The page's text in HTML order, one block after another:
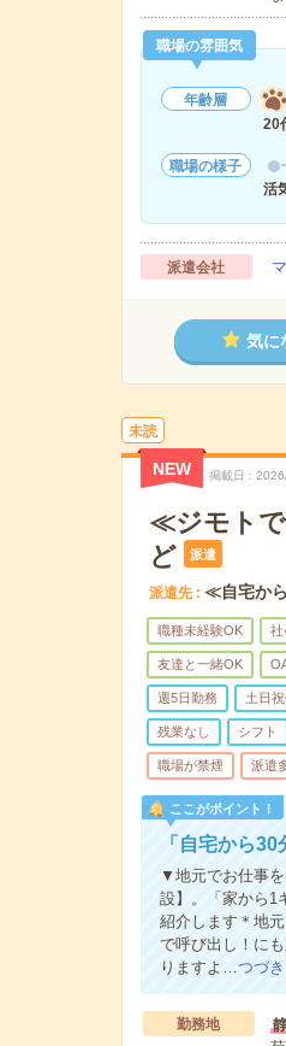
職場の雰囲気
年齢層
20
職場の様子
活
派遣会社
気に
未読
NEW 掲載日
≪ジモトで
ど
派遣
派遣先 ≪自宅か
職種未経験OK 社
友達と一緒OK
週5日勤務 土日
残業なし シフト
職場が禁煙 派遣
ここがポイント！
「自宅から
▼地元でお仕事
設】。「家から1
紹介します＊地
で呼び出し！に
りますよ…つづ
勤務地